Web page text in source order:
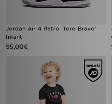
Jordan Air 4 Retro 'Toro Bravo'
Infant
95,00€